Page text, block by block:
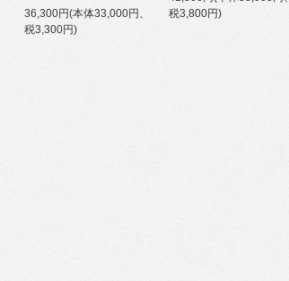
36,300円(本体33,000円、
税3,300円)
税3,800円)